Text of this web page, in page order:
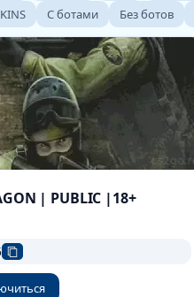
С ботами Без ботов
| PUBLIC |18+